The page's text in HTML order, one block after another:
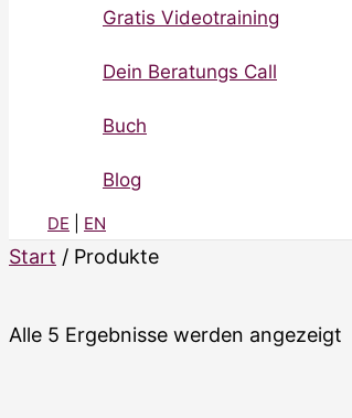
Gratis Videotraining
Dein Beratungs Call
Buch
Blog
DE EN
Start / Produkte
Alle 5 Ergebnisse werden angezeigt